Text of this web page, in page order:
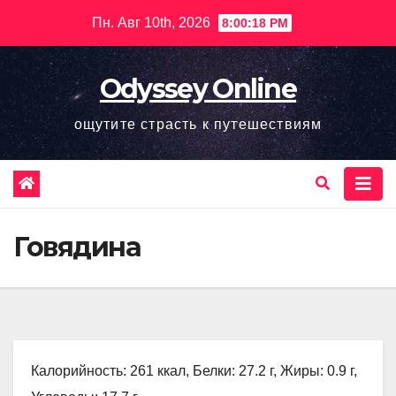
содержимому
Пн. Авг 10th, 2026 8:00:19 PM
Odyssey Online
ощутите страсть к путешествиям
Говядина
Калорийность: 261 ккал, Белки: 27.2 г, Жиры: 0.9 г,